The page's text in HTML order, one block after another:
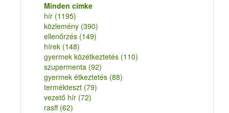
Minden címke
hír (1195)
közlemény (390)
ellenőrzés (149)
hírek (148)
gyermek közétkeztetés (110)
szupermenta (92)
gyermek étkeztetés (88)
termékteszt (79)
vezető hír (72)
rasff (62)